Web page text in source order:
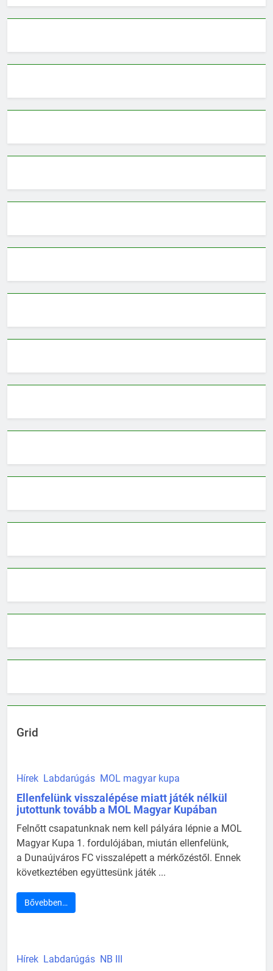
Grid
Hírek Labdarúgás MOL magyar kupa
Ellenfelünk visszalépése miatt játék nélkül
jutottunk tovább a MOL Magyar Kupában
Felnőtt csapatunknak nem kell pályára lépnie a MOL
Magyar Kupa 1. fordulójában, miután ellenfelünk,
a Dunaújváros FC visszalépett a mérkőzéstől. Ennek
következtében együttesünk játék ...
Bővebben…
Hírek Labdarúgás NB III